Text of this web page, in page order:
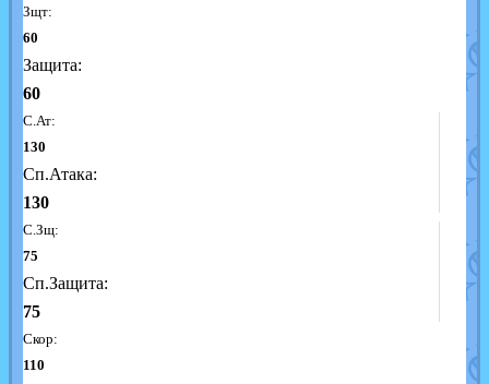
Зщт:
60
Защита:
60
С.Ат:
130
Сп.Атака:
130
С.Зщ:
75
Сп.Защита:
75
Скор:
110